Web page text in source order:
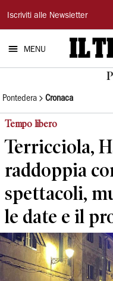
Il
Tirreno
Iscriviti alle Newsletter
MENU
Pontedera Cronaca
Tempo libero
Terricciola,
raddoppia
spettacoli,
le date e il